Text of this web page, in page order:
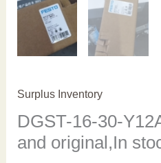
Surplus Inventory
DGST-16-30-
and original,In